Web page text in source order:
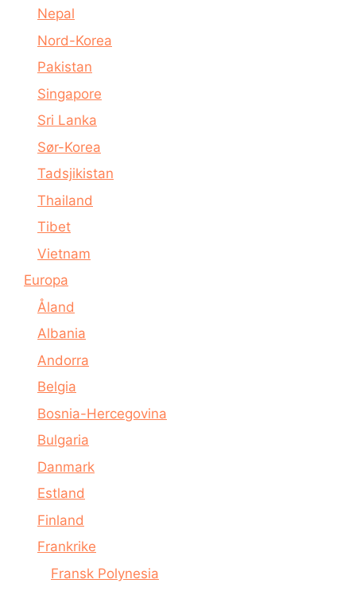
Nepal
Nord-Korea
Pakistan
Singapore
Sri Lanka
Sør-Korea
Tadsjikistan
Thailand
Tibet
Vietnam
Europa
Åland
Albania
Andorra
Belgia
Bosnia-Hercegovina
Bulgaria
Danmark
Estland
Finland
Frankrike
Fransk Polynesia